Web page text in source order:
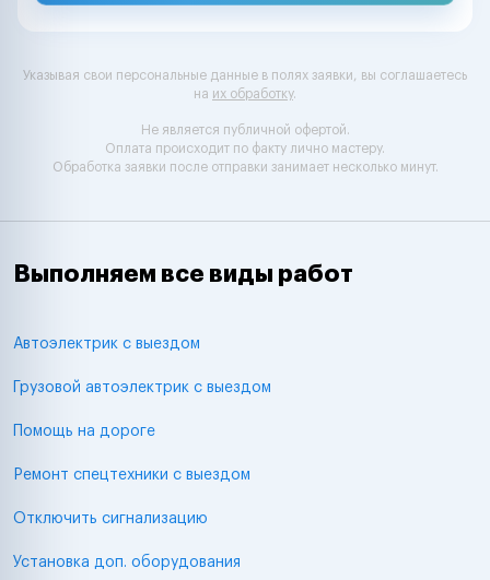
Указывая свои персональные данные в полях заявки, вы соглашаетесь
на их обработку.
Не является публичной офертой.
Оплата происходит по факту лично мастеру.
Обработка заявки после отправки занимает несколько минут.
Выполняем все виды работ
Автоэлектрик с выездом
Грузовой автоэлектрик с выездом
Помощь на дороге
Ремонт спецтехники с выездом
Отключить сигнализацию
Установка доп. оборудования